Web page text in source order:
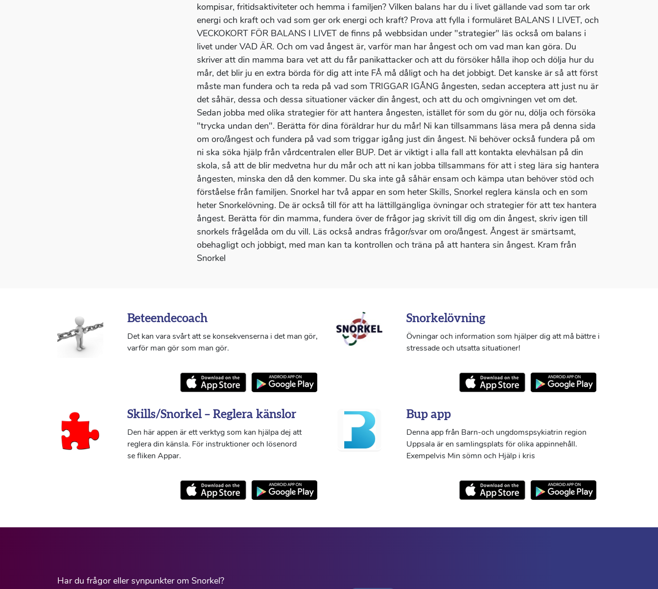
kompisar, fritidsaktiviteter och hemma i familjen? Vilken balans har du i livet gällande vad som tar ork
energi och kraft och vad som ger ork energi och kraft? Prova att fylla i formuläret BALANS I LIVET, och
VECKOKORT FÖR BALANS I LIVET de finns på webbsidan under "strategier" läs också om balans i
livet under VAD ÄR. Och om vad ångest är, varför man har ångest och om vad man kan göra. Du
skriver att din mamma bara vet att du får panikattacker och att du försöker hålla ihop och dölja hur du
mår, det blir ju en extra börda för dig att inte FÅ må dåligt och ha det jobbigt. Det kanske är så att först
måste man fundera och ta reda på vad som TRIGGAR IGÅNG ångesten, sedan acceptera att just nu är
det såhär, dessa och dessa situationer väcker din ångest, och att du och omgivningen vet om det.
Sedan jobba med olika strategier för att hantera ångesten, istället för som du gör nu, dölja och försöka
"trycka undan den". Berätta för dina föräldrar hur du mår! Ni kan tillsammans läsa mera på denna sida
om oro/ångest och fundera på vad som triggar igång just din ångest. Ni behöver också fundera på om
ni ska söka hjälp från vårdcentralen eller BUP. Det är viktigt i alla fall att kontakta elevhälsan på din
skola, så att de blir medvetna hur du mår och att ni kan jobba tillsammans för att i steg lära sig hantera
ångesten, minska den då den kommer. Du ska inte gå såhär ensam och kämpa utan behöver stöd och
förståelse från familjen. Snorkel har två appar en som heter Skills, Snorkel reglera känsla och en som
heter Snorkelövning. De är också till för att ha lättillgängliga övningar och strategier för att tex hantera
ångest. Berätta för din mamma, fundera över de frågor jag skrivit till dig om din ångest, skriv igen till
snorkels frågelåda om du vill. Läs också andras frågor/svar om oro/ångest. Ångest är smärtsamt,
obehagligt och jobbigt, med man kan ta kontrollen och träna på att hantera sin ångest. Kram från
Snorkel
Beteendecoach
Det kan vara svårt att se konsekvenserna i det man gör,
varför man gör som man gör.
Snorkelövning
Övningar och information som hjälper dig att må bättre i
stressade och utsatta situationer!
Skills/Snorkel – Reglera känslor
Den här appen är ett verktyg som kan hjälpa dej att
reglera din känsla. För instruktioner och lösenord
se fliken Appar.
Bup app
Denna app från Barn-och ungdomspsykiatrin region
Uppsala är en samlingsplats för olika appinnehåll.
Exempelvis Min sömn och Hjälp i kris
Har du frågor eller synpunkter om Snorkel?